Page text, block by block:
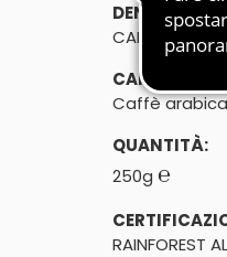
CAFFÈ
Caffè
QUANTITÀ:
250g ℮
RAINFOREST